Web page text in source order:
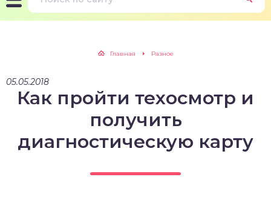
Главная Разное
05.05.2018
Как пройти техосмотр и
получить
диагностическую карту